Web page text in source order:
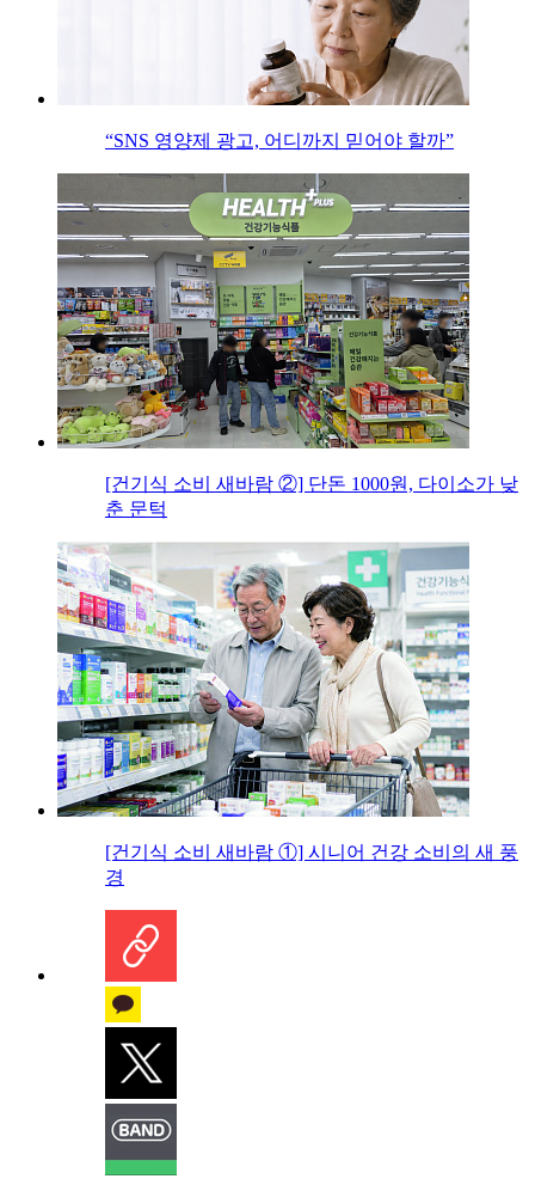
“SNS 영양제 광고, 어디까지 믿어야 할까”
[건기식 소비 새바람 ②] 단돈 1000원, 다이소가 낮
춘 문턱
[건기식 소비 새바람 ①] 시니어 건강 소비의 새 풍
경